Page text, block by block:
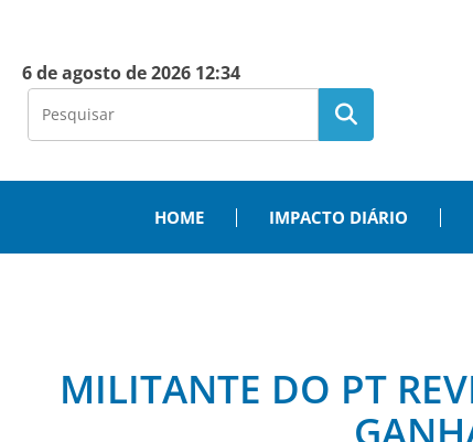
6 de agosto de 2026 12:34
HOME IMPACTO DIÁRIO
MILITANTE DO PT